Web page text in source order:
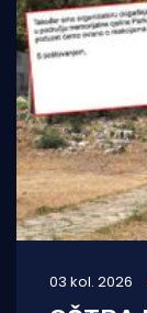
03 kol. 2026